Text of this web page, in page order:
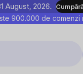
August, 2026.
900.000 de comenzi